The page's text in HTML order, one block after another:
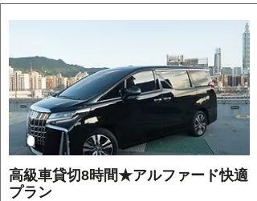
高級車貸切8時間★アルファード快適
プラン